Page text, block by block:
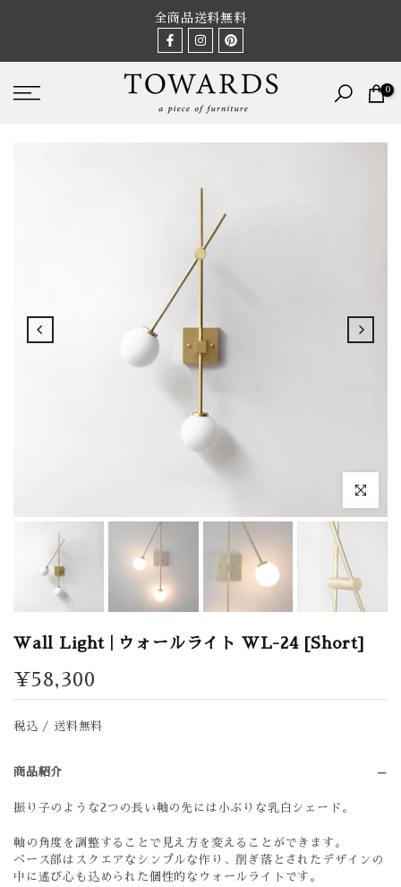
全商品送料無料
0
拡大表示
Wall Light | ウォールライト WL-24 [Short]
¥58,300
税込 / 送料無料
商品紹介
振り子のような2つの長い軸の先には小ぶりな乳白シェード。
軸の角度を調整することで見え方を変えることができます。
ベース部はスクエアなシンプルな作り、削ぎ落とされたデザインの
中に遙び心も込められた個性的なウォールライトです。